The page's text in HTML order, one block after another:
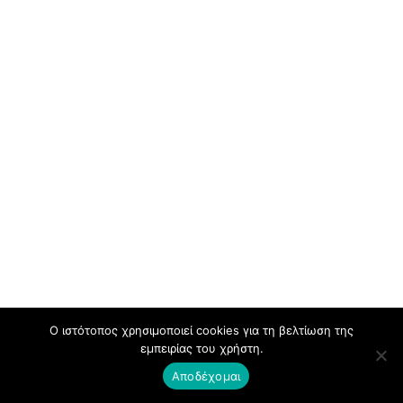
Ο ιστότοπος χρησιμοποιεί cookies για τη βελτίωση της
εμπειρίας του χρήστη.
Αποδέχομαι